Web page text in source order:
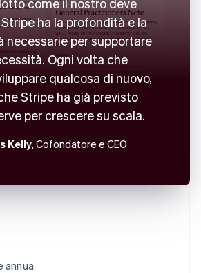
annua
ha la profondità e la
necessarie per supportare
Ogni volta che
qualcosa di nuovo,
Stripe ha già previsto
per crescere su scala.
Kelly, Cofondatore e CEO